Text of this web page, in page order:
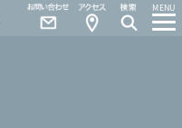
MENU
Access
Contact